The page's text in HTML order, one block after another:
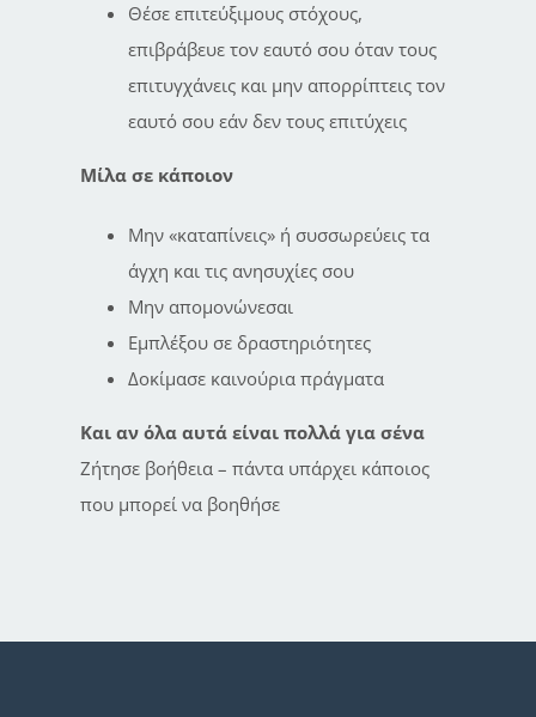
Θέσε επιτεύξιμους στόχους,
επιβράβευε τον εαυτό σου όταν τους
επιτυγχάνεις και μην απορρίπτεις τον
εαυτό σου εάν δεν τους επιτύχεις
Μίλα σε κάποιον
Μην «καταπίνεις» ή συσσωρεύεις τα
άγχη και τις ανησυχίες σου
Μην απομονώνεσαι
Εμπλέξου σε δραστηριότητες
Δοκίμασε καινούρια πράγματα
Και αν όλα αυτά είναι πολλά για σένα
Ζήτησε βοήθεια – πάντα υπάρχει κάποιος
που μπορεί να βοηθήσε